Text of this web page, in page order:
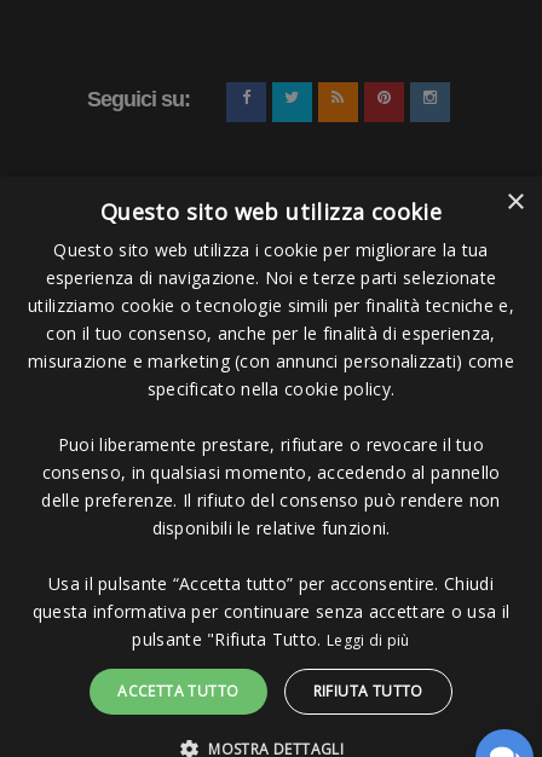
Seguici su:
Pagamenti Accettati
Copyright © 2006 - 2023 - Icarus Project sas
Massa MS - Tel 0585026137 - P.IVA 01151030457 - REA MS 117168
×
Questo sito web utilizza cookie
Questo sito web utilizza i cookie per migliorare la tua
esperienza di navigazione. Noi e terze parti selezionate
utilizziamo cookie o tecnologie simili per finalità tecniche e,
con il tuo consenso, anche per le finalità di esperienza,
misurazione e marketing (con annunci personalizzati) come
specificato nella cookie policy.
Puoi liberamente prestare, rifiutare o revocare il tuo
consenso, in qualsiasi momento, accedendo al pannello
delle preferenze. Il rifiuto del consenso può rendere non
disponibili le relative funzioni.
Usa il pulsante “Accetta tutto” per acconsentire. Chiudi
questa informativa per continuare senza accettare o usa il
pulsante "Rifiuta Tutto. Leggi di più
ACCETTA TUTTO RIFIUTA TUTTO
MOSTRA DETTAGLI